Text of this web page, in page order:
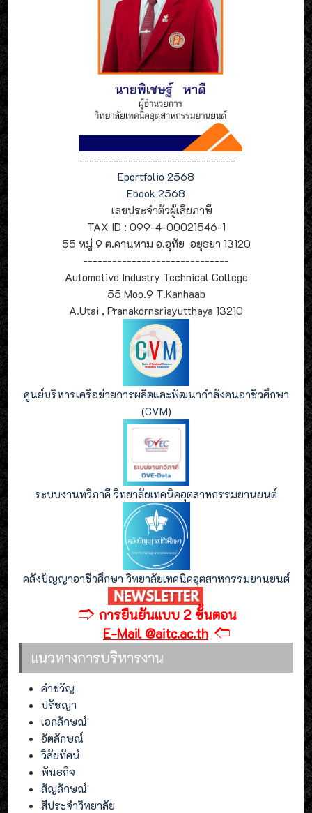
--------------------------------
Eportfolio 2568
Ebook 2568
เลขประจำตัวผู้เสียภาษี
TAX ID : 099-4-00021546-1
55 หมู่ 9 ต.คานหาม อ.อุทัย อยุธยา 13120
------------------------------
Automotive Industry Technical College
55 Moo.9 T.Kanhaab
A.Utai , Pranakornsriayutthaya 13210
ศูนย์บริหารเครือข่ายการผลิตและพัฒนากำลังคนอาชีวศึกษา
(CVM)
ระบบงานทวิภาคี วิทยาลัยเทคนิคอุตสาหกรรมยานยนต์
คลังปัญญาอาชีวศึกษา วิทยาลัยเทคนิคอุตสาหกรรมยานยนต์
🢣 การยืนยันแบบ 2 ขั้นตอน
E-Mail @aitc.ac.th 🢢
แนวทางการบริหารงาน
คำขวัญ
ปรัชญา
เอกลักษณ์
อัตลักษณ์
วิสัยทัศน์
พันธกิจ
สัญลักษณ์
สีประจำวิทยาลัย